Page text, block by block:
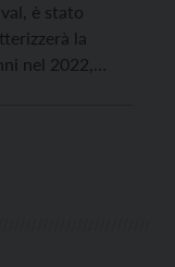
è stato
la
nel 2022,